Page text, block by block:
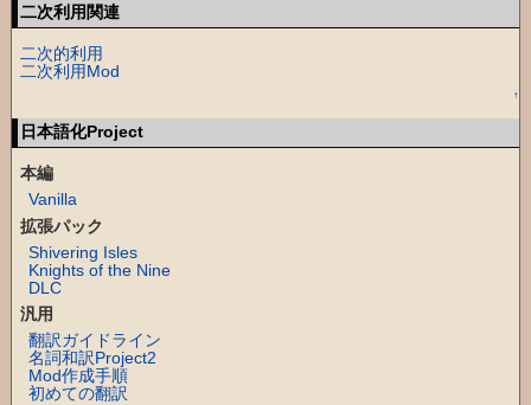
二次利用関連
二次的利用
二次利用Mod
↑
日本語化Project
本編
Vanilla
拡張パック
Shivering Isles
Knights of the Nine
DLC
汎用
翻訳ガイドライン
名詞和訳Project2
Mod作成手順
初めての翻訳